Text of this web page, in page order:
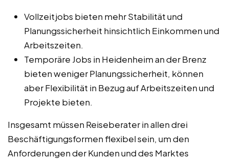
Vollzeitjobs bieten mehr Stabilität und
Planungssicherheit hinsichtlich Einkommen und
Arbeitszeiten.
Temporäre Jobs in Heidenheim an der Brenz
bieten weniger Planungssicherheit, können
aber Flexibilität in Bezug auf Arbeitszeiten und
Projekte bieten.
Insgesamt müssen Reiseberater in allen drei
Beschäftigungsformen flexibel sein, um den
Anforderungen der Kunden und des Marktes